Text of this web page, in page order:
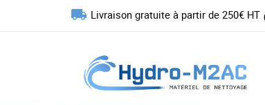
local_shipping Livraison gratuite à partir de 250€ HT